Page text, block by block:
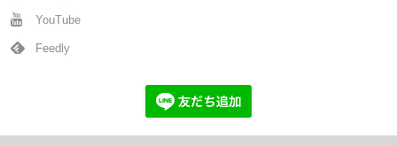
YouTube
Feedly